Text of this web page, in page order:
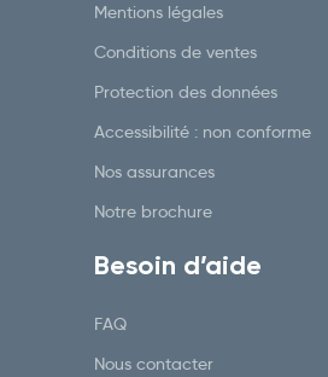
Mentions légales
Conditions de ventes
Protection des données
Accessibilité : non conforme
Nos assurances
Notre brochure
Besoin d’aide
FAQ
Nous contacter